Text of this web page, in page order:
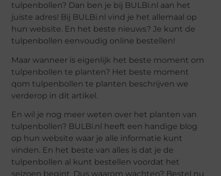
tulpenbollen? Dan ben je bij BULBi.nl aan het
juiste adres! Bij BULBi.nl vind je het allemaal op
hun website. En het beste nieuws? Je kunt de
tulpenbollen eenvoudig online bestellen!
Maar wanneer is eigenlijk het beste moment om
tulpenbollen te planten? Het beste moment
qom tulpenbollen te planten beschrijven we
verderop in dit artikel.
En wil je nog meer weten over het planten van
tulpenbollen? BULBi.nl heeft een handige blog
op hun website waar je alle informatie kunt
vinden. En het beste van alles is dat je de
tulpenbollen al kunt bestellen voordat het
seizoen begint. Dus waarom wachten? Bestel nu